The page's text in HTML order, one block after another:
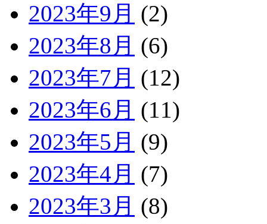
2023年9月 (2)
2023年8月 (6)
2023年7月 (12)
2023年6月 (11)
2023年5月 (9)
2023年4月 (7)
2023年3月 (8)